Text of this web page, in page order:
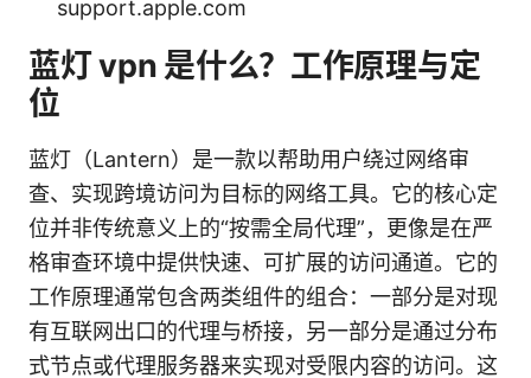
support.apple.com
蓝灯 vpn 是什么？工作原理与定
位
蓝灯（Lantern）是一款以帮助用户绕过网络审
查、实现跨境访问为目标的网络工具。它的核心定
位并非传统意义上的“按需全局代理”，更像是在严
格审查环境中提供快速、可扩展的访问通道。它的
工作原理通常包含两类组件的组合：一部分是对现
有互联网出口的代理与桥接，另一部分是通过分布
式节点或代理服务器来实现对受限内容的访问。这